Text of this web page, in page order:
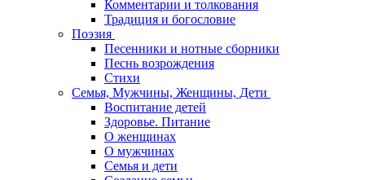
Комментарии и толкования
Традиция и богословие
Поэзия
Песенники и нотные сборники
Песнь возрождения
Стихи
Семья, Мужчины, Женщины, Дети
Воспитание детей
Здоровье. Питание
О женщинах
О мужчинах
Семья и дети